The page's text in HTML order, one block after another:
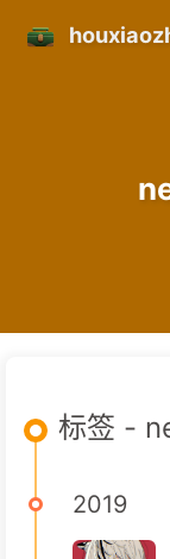
标签 -
2019